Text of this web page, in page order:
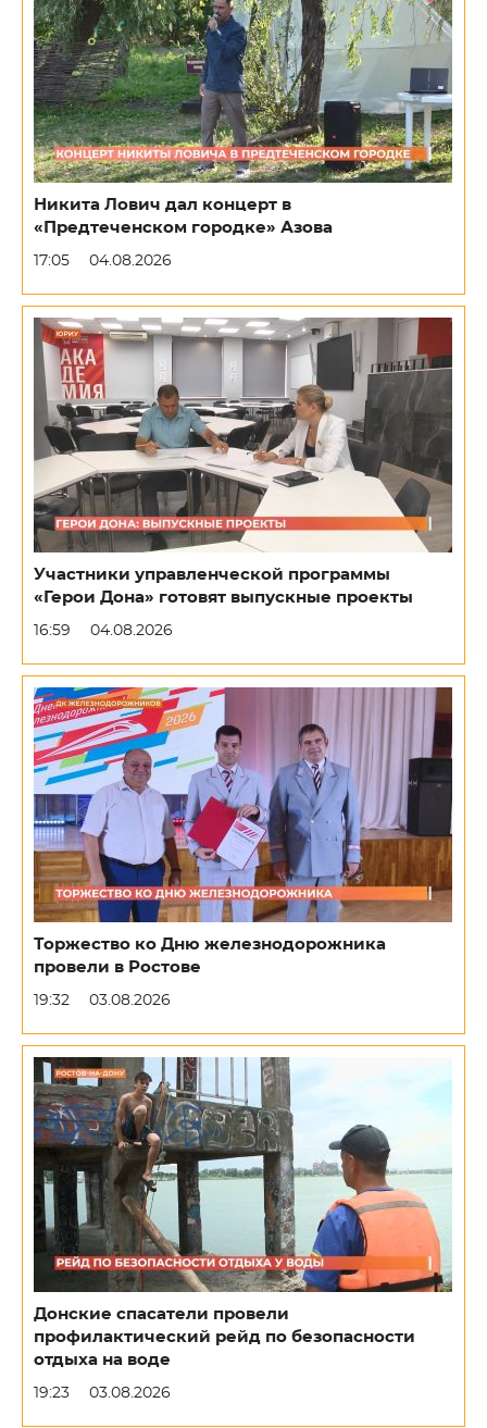
Никита Лович дал концерт в
«Предтеченском городке» Азова
17:05 04.08.2026
Участники управленческой программы
«Герои Дона» готовят выпускные проекты
16:59 04.08.2026
Торжество ко Дню железнодорожника
провели в Ростове
19:32 03.08.2026
Донские спасатели провели
профилактический рейд по безопасности
отдыха на воде
19:23 03.08.2026